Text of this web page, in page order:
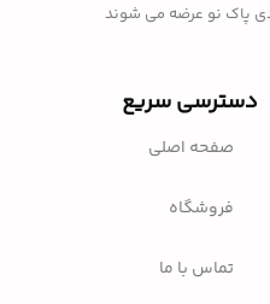
پاک نو عرضه می شوند
دسترسی سریع
صفحه اصلی
فروشگاه
تماس با ما